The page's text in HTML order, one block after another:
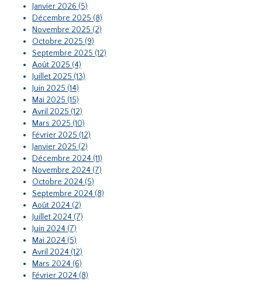
Janvier 2026 (5)
Décembre 2025 (8)
Novembre 2025 (2)
Octobre 2025 (9)
Septembre 2025 (12)
Août 2025 (4)
Juillet 2025 (13)
Juin 2025 (14)
Mai 2025 (15)
Avril 2025 (12)
Mars 2025 (10)
Février 2025 (12)
Janvier 2025 (2)
Décembre 2024 (11)
Novembre 2024 (7)
Octobre 2024 (5)
Septembre 2024 (8)
Août 2024 (2)
Juillet 2024 (7)
Juin 2024 (7)
Mai 2024 (5)
Avril 2024 (12)
Mars 2024 (6)
Février 2024 (8)